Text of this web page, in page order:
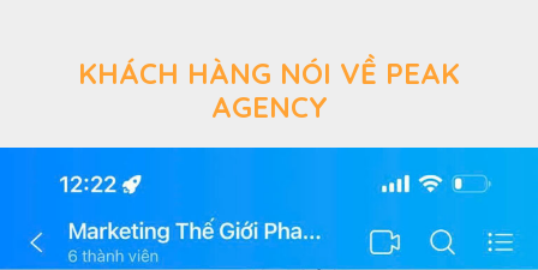
KHÁCH HÀNG NÓI VỀ PEAK
AGENCY